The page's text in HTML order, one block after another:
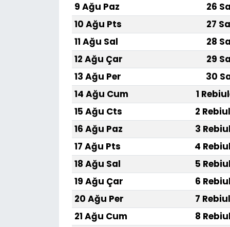
9 Ağu Paz
26
10 Ağu Pts
27
11 Ağu Sal
28
12 Ağu Çar
29
13 Ağu Per
30
14 Ağu Cum
1
15 Ağu Cts
2
16 Ağu Paz
3
17 Ağu Pts
4
18 Ağu Sal
5
19 Ağu Çar
6
20 Ağu Per
7
21 Ağu Cum
8